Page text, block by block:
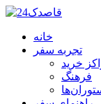
خانه
تجربه سفر
خرید
فرهنگ